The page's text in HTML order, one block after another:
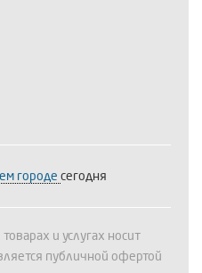
городе сегодня
и услугах носит
публичной офертой